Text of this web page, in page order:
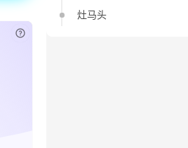
灶马头